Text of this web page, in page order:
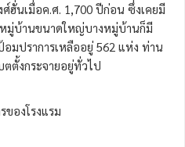
ฮั่นเมื่อค.ศ. 1,700 ปีก่อน ซึ่งเคยมี
หมู่บ้านขนาดใหญ่บางหมู่บ้านก็มี
มปราการเหลืออยู่ 562 แห่ง ท่าน
ตั้งกระจายอยู่ทั่วไป
องโรงแรม